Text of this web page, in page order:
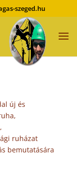
szeged.hu
új és
ruházat
bemutatására